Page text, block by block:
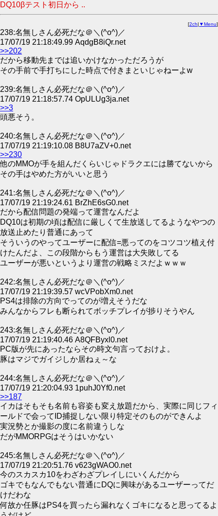
DQ10βテスト初日から ..
[2ch| ▼Menu]
238:名無しさん必死だな＠＼(^o^)／
17/07/19 21:18:49.99 AqdgB8iQr.net
>>202
だから移動先までは追いかけなかっただろうが
その手前で手打ちにした時点で付きまといじゃねーよw
239:名無しさん必死だな＠＼(^o^)／
17/07/19 21:18:57.74 OpULUg3ja.net
>>3
頭悪そう。
240:名無しさん必死だな＠＼(^o^)／
17/07/19 21:19:10.08 B8U7aZV+0.net
>>230
他のMMOが手を組んだくらいじゃドラクエには勝てないから
その手はやめた方がいいと思う
241:名無しさん必死だな＠＼(^o^)／
17/07/19 21:19:24.61 BrZhE6sG0.net
だから配信問題の発端って運営なんだよ
DQ10は初期の頃は配信に厳しくて生放送してるようなやつの
放送止めたり普通にあって
そういうのやってユーザーに配信=悪ってのをコツコツ植え付
けたんだよ、この段階からもう運営は大失敗してる
ユーザーが悪いというより運営の戦略ミスだよｗｗｗ
242:名無しさん必死だな＠＼(^o^)／
17/07/19 21:19:39.57 wcVPobXm0.net
PS4は排除の方向でってのが増えそうだな
みんなからフレも断られてボッチプレイが捗りそうやん
243:名無しさん必死だな＠＼(^o^)／
17/07/19 21:19:40.46 A8QFByxl0.net
PC版が先にあったならその時文句言っておけよ。
豚はマジでガイジしか居ねぇ～な
244:名無しさん必死だな＠＼(^o^)／
17/07/19 21:20:04.93 1puhJ0Yf0.net
>>187
イカはそもそも名前も容姿も変え放題だから、実際に同じフィ
ールドで会ってID捕捉しない限り特定そのものができんよ
実況勢とか撮影の度に名前違うしな
だがMMORPGはそうはいかない
245:名無しさん必死だな＠＼(^o^)／
17/07/19 21:20:51.76 v623gWAO0.net
今のスカスカ10をわざわざプレイしにいくんだから
ゴキでもなんでもない普通にDQに興味があるユーザーってだ
けだわな
何故か任豚はPS4を買ったら漏れなくゴキになると思ってるよ